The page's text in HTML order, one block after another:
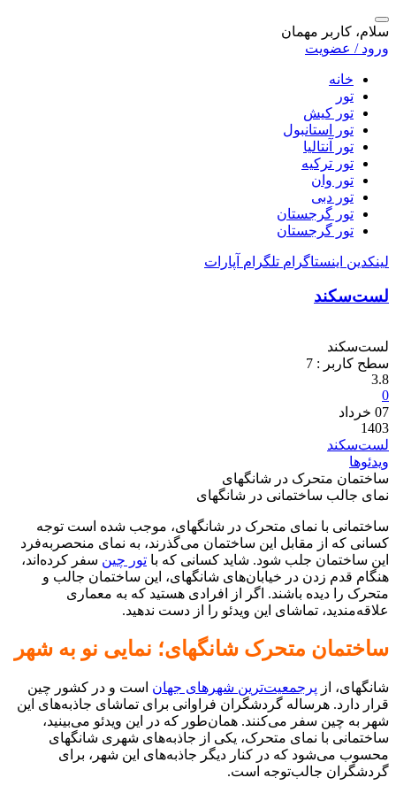
سلام، کاربر مهمان
ورود / عضویت
خانه
تور
تور کیش
تور استانبول
تور آنتالیا
تور ترکیه
تور وان
تور دبی
تور گرجستان
تور گرجستان
لینکدین اینستاگرام تلگرام آپارات
لست‌سکند
لست‌سکند
سطح کاربر : 7
3.8
0
07 خرداد
1403
لست‌سکند
ویدئوها
ساختمان متحرک در شانگهای
نمای جالب ساختمانی در شانگهای
ساختمانی با نمای متحرک در شانگهای، موجب شده است توجه
کسانی که از مقابل این ساختمان می‌گذرند، به نمای منحصربه‌فرد
این ساختمان جلب شود. شاید کسانی که با تور چین سفر کرده‌اند،
هنگام قدم زدن در خیابان‌های شانگهای، این ساختمان جالب و
متحرک را دیده باشند. اگر از افرادی هستید که به معماری
علاقه‌مندید، تماشای این ویدئو را از دست ندهید.
ساختمان متحرک شانگهای؛ نمایی نو به شهر
شانگهای، از پرجمعیت‌ترین شهرهای جهان است و در کشور چین
قرار دارد. هرساله گردشگران فراوانی برای تماشای جاذبه‌های این
شهر به چین سفر می‌کنند. همان‌طور که در این ویدئو می‌بینید،
ساختمانی با نمای متحرک، یکی از جاذبه‌های شهری شانگهای
محسوب می‌شود که در کنار دیگر جاذبه‌های این شهر، برای
گردشگران جالب‌توجه است.